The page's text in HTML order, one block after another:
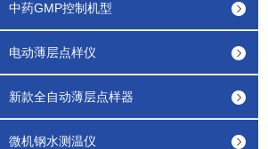
中药GMP控制机型
电动薄层点样仪
新款全自动薄层点样器
微机钢水测温仪